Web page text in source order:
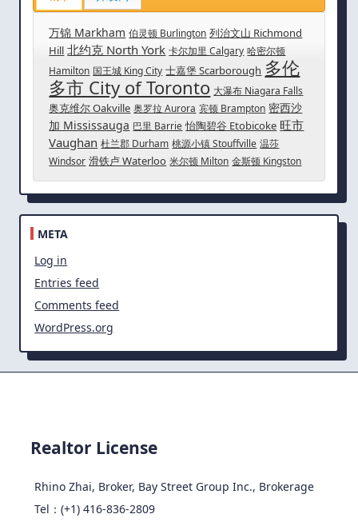
万锦 Markham 伯灵顿 Burlington 列治文山 Richmond
Hill 北约克 North York 卡尔加里 Calgary 哈密尔顿
Hamilton 国王城 King City 士嘉堡 Scarborough 多伦
多市 City of Toronto 大瀑布 Niagara Falls
奥克维尔 Oakville 奥罗拉 Aurora 宾顿 Brampton 密西沙
加 Mississauga 巴里 Barrie 怡陶碧谷 Etobicoke 旺市
Vaughan 杜兰郡 Durham 桃源小镇 Stouffville 温莎
Windsor 滑铁卢 Waterloo 米尔顿 Milton 金斯顿 Kingston
META
Log in
Entries feed
Comments feed
WordPress.org
Realtor License
Rhino Zhai, Broker, Bay Street Group Inc., Brokerage
Tel：(+1) 416-836-2809